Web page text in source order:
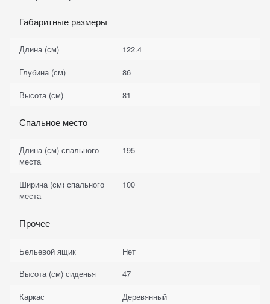
Габаритные размеры
Длина (см)
122.4
Глубина (см)
86
Высота (см)
81
Спальное место
Длина (см) спального
места
195
Ширина (см) спального
места
100
Прочее
Бельевой ящик
Нет
Высота (см) сиденья
47
Каркас
Деревянный